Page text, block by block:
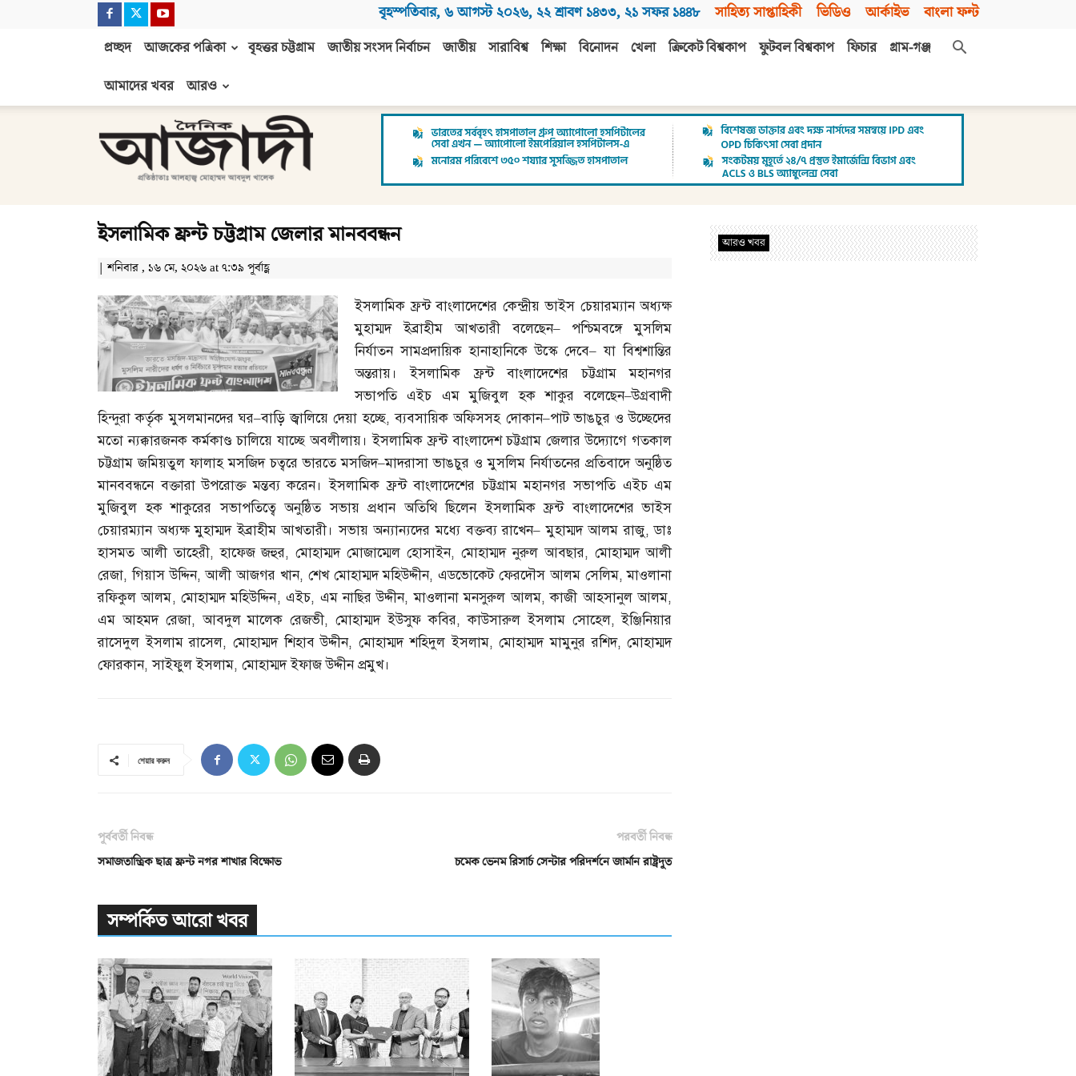
বৃহস্পতিবার, ৬ আগস্ট ২০২৬, ২২ শ্রাবণ ১৪৩৩, ২১ সফর ১৪৪৮ সাহিত্য সাপ্তাহিকী ভিডিও আর্কাইভ বাংলা ফন্ট
প্রচ্ছদ আজকের পত্রিকা বৃহত্তর চট্টগ্রাম জাতীয় সংসদ নির্বাচন জাতীয় সারাবিশ্ব শিক্ষা বিনোদন খেলা ক্রিকেট বিশ্বকাপ ফুটবল বিশ্বকাপ ফিচার
গ্রাম-গঞ্জ
আমাদের খবর
আরও
আজাদী
ইসলামিক ফ্রন্ট চট্টগ্রাম জেলার মানববন্ধন
| শনিবার , ১৬ মে, ২০২৬ at ৭:৩৯ পূর্বাহ্ণ
ইসলামিক ফ্রন্ট বাংলাদেশের কেন্দ্রীয় ভাইস চেয়ারম্যান অধ্যক্ষ
মুহাম্মদ ইব্রাহীম আখতারী বলেছেন– পশ্চিমবঙ্গে মুসলিম
নির্যাতন সামপ্রদায়িক হানাহানিকে উস্কে দেবে–যা বিশ্বশান্তির
অন্তরায়। ইসলামিক ফ্রন্ট বাংলাদেশের চট্টগ্রাম মহানগর
সভাপতি এইচ এম মুজিবুল হক শাকুর বলেছেন–উগ্রবাদী
হিন্দুরা কর্তৃক মুসলমানদের ঘর–বাড়ি জ্বালিয়ে দেয়া হচ্ছে,ব্যবসায়িক অফিসসহ দোকান–পাট ভাঙচুর ও উচ্ছেদের
মতো ন্যক্কারজনক কর্মকাণ্ড চালিয়ে যাচ্ছে অবলীলায়। ইসলামিক ফ্রন্ট বাংলাদেশ চট্টগ্রাম জেলার উদ্যোগে গতকাল
চট্টগ্রাম জমিয়তুল ফালাহ মসজিদ চত্বরে ভারতে মসজিদ–মাদরাসা ভাঙচুর ও মুসলিম নির্যাতনের প্রতিবাদে অনুষ্ঠিত
মানববন্ধনে বক্তারা উপরোক্ত মন্তব্য করেন। ইসলামিক ফ্রন্ট বাংলাদেশের চট্টগ্রাম মহানগর সভাপতি এইচ এম
মুজিবুল হক শাকুরের সভাপতিত্বে অনুষ্ঠিত সভায় প্রধান অতিথি ছিলেন ইসলামিক ফ্রন্ট বাংলাদেশের ভাইস
চেয়ারম্যান অধ্যক্ষ মুহাম্মদ ইব্রাহীম আখতারী। সভায় অন্যান্যদের মধ্যে বক্তব্য রাখেন–মুহাম্মদ আলম রাজু,ডাঃ
হাসমত আলী তাহেরী,হাফেজ জহুর,মোহাম্মদ মোজাম্মেল হোসাইন, মোহাম্মদ নুরুল আবছার, মোহাম্মদ আলী
রেজা,গিয়াস উদ্দিন,আলী আজগর খান, শেখ মোহাম্মদ মহিউদ্দীন,এডভোকেট ফেরদৌস আলম সেলিম,মাওলানা
রফিকুল আলম, মোহাম্মদ মহিউদ্দিন, এইচ, এম নাছির উদ্দীন,মাওলানা মনসুরুল আলম,কাজী আহসানুল আলম,
এম আহমদ রেজা,আবদুল মালেক রেজভী,মোহাম্মদ ইউসুফ কবির,কাউসারুল ইসলাম সোহেল,ইঞ্জিনিয়ার
রাসেদুল ইসলাম রাসেল,মোহাম্মদ শিহাব উদ্দীন,মোহাম্মদ শহিদুল ইসলাম,মোহাম্মদ মামুনুর রশিদ,মোহাম্মদ
ফোরকান,সাইফুল ইসলাম, মোহাম্মদ ইফাজ উদ্দীন প্রমুখ।
শেয়ার করুন
পূর্ববর্তী নিবন্ধ
সমাজতান্ত্রিক ছাত্র ফ্রন্ট নগর শাখার বিক্ষোভ
পরবর্তী নিবন্ধ
চমেক ভেনম রিসার্চ সেন্টার পরিদর্শনে জার্মান রাষ্ট্রদূত
সম্পর্কিত আরো খবর
আরও খবর